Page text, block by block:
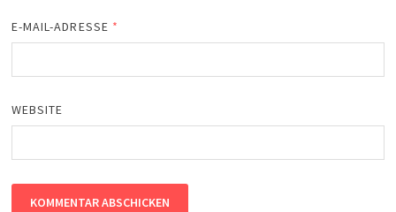
E-MAIL-ADRESSE *
WEBSITE